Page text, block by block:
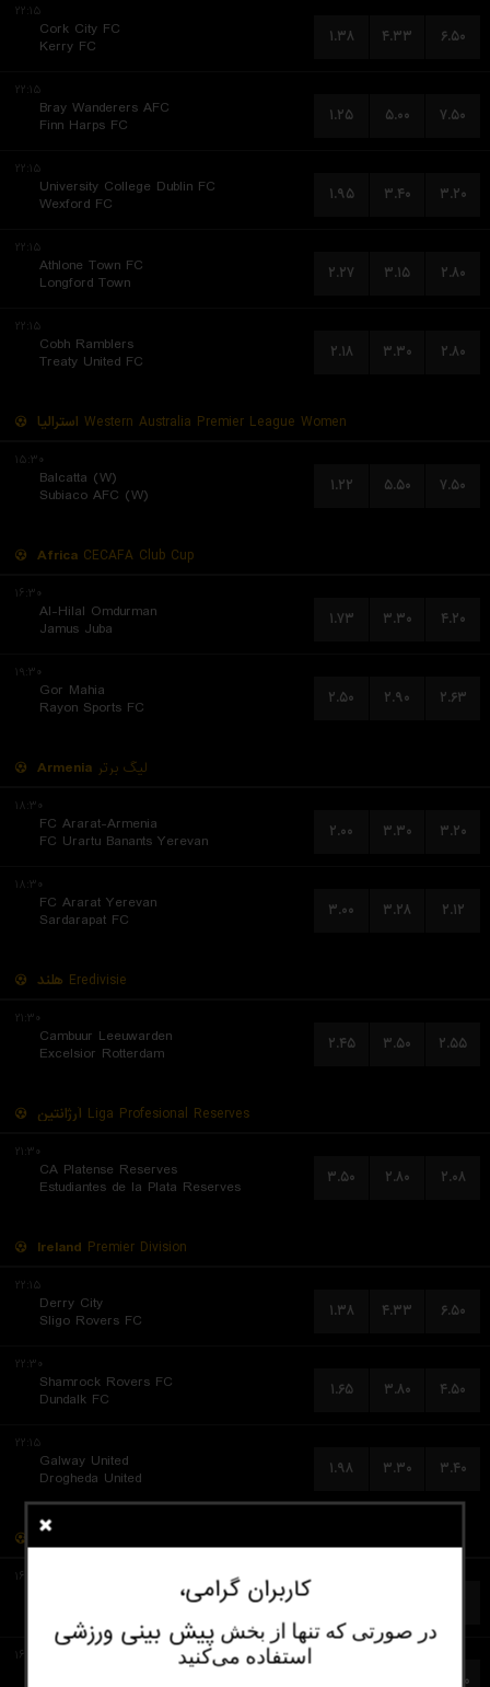
۲۲:۱۵
Cork City FC
Kerry FC
۱.۳۸ ۴.۳۳ ۶.۵۰
۲۲:۱۵
Bray Wanderers AFC
Finn Harps FC
۱.۲۵ ۵.۰۰ ۷.۵۰
۲۲:۱۵
University College Dublin FC
Wexford FC
۱.۹۵ ۳.۴۰ ۳.۲۰
۲۲:۱۵
Athlone Town FC
Longford Town
۲.۲۷ ۳.۱۵ ۲.۸۰
۲۲:۱۵
Cobh Ramblers
Treaty United FC
۲.۱۸ ۳.۳۰ ۲.۸۰
استرالیا Western Australia Premier League Women
۱۵:۳۰
Balcatta (W)
Subiaco AFC (W)
۱.۲۲ ۵.۵۰ ۷.۵۰
Africa CECAFA Club Cup
۱۶:۳۰
Al-Hilal Omdurman
Jamus Juba
۱.۷۳ ۳.۳۰ ۴.۲۰
۱۹:۳۰
Gor Mahia
Rayon Sports FC
۲.۵۰ ۲.۹۰ ۲.۶۳
Armenia لیگ برتر
۱۸:۳۰
FC Ararat-Armenia
FC Urartu Banants Yerevan
۲.۰۰ ۳.۳۰ ۳.۲۰
۱۸:۳۰
FC Ararat Yerevan
Sardarapat FC
۳.۰۰ ۳.۲۸ ۲.۱۲
هلند Eredivisie
۲۱:۳۰
Cambuur Leeuwarden
Excelsior Rotterdam
۲.۴۵ ۳.۵۰ ۲.۵۵
آرژانتین Liga Profesional Reserves
۲۱:۳۰
CA Platense Reserves
Estudiantes de la Plata Reserves
۳.۵۰ ۲.۸۰ ۲.۰۸
Ireland Premier Division
۲۲:۱۵
Derry City
Sligo Rovers FC
۱.۳۸ ۴.۳۳ ۶.۵۰
۲۲:۳۰
Shamrock Rovers FC
Dundalk FC
۱.۶۵ ۳.۸۰ ۴.۵۰
۲۲:۱۵
Galway United
Drogheda United
۱.۹۸ ۳.۳۰ ۳.۴۰
آسیا
۱۶:۳۰
۱۶:۳۰
۲۳.۰۰
کاربران گرامی،
در صورتی که تنها از بخش پیش‌ بینی ورزشی
استفاده می‌کنید